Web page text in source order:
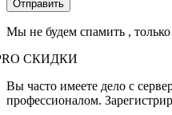
Мы не будем спамить ,
СКИДКИ
Вы часто имеете дело с
профессионалом.